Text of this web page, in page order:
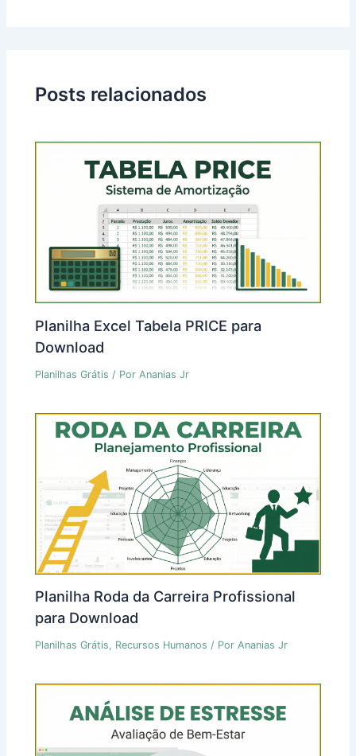
Posts relacionados
Planilha Excel Tabela PRICE para
Download
Planilhas Grátis / PorAnanias Jr
Planilha Roda da Carreira Profissional
para Download
Planilhas Grátis, Recursos Humanos / PorAnanias Jr